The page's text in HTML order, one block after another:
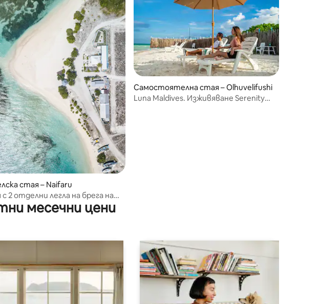
стая – Naifaru
2 отделни легла на брега на
остров
Самостоятелна стая – Olhuvelifushi
Luna Maldives. Изживяване Serenity
месечни цени